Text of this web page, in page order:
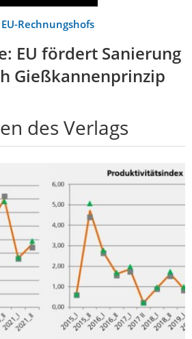
Rechnungshofs
EU fördert Sanierung
Gießkannenprinzip
des Verlags